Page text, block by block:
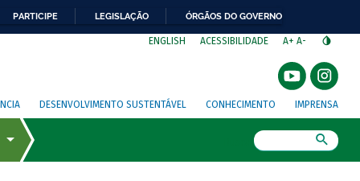
PARTICIPE LEGISLAÇÃO ÓRGÃOS DO GOVERNO
ENGLISH ACESSIBILIDADE A+ A-
DESENVOLVIMENTO SUSTENTÁVEL CONHECIMENTO IMPRENSA